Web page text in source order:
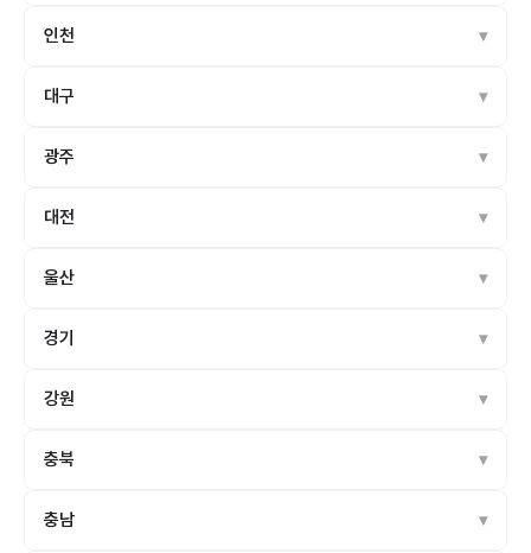
인천
대구
광주
대전
울산
경기
강원
충북
충남